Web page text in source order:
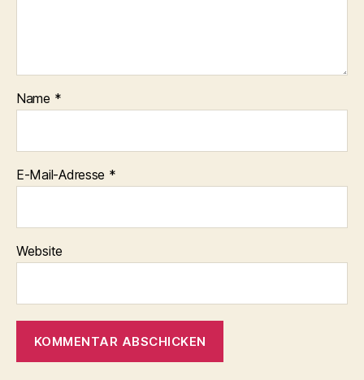
Name *
E-Mail-Adresse *
Website